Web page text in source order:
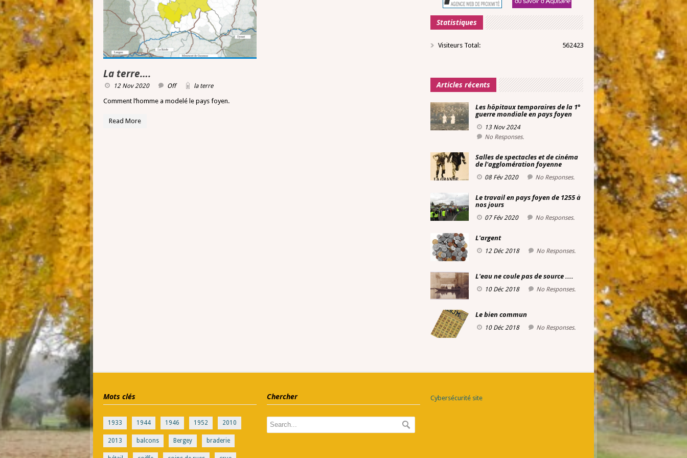
La terre….
12 Nov 2020 Off la terre
Comment l’homme a modelé le pays foyen.
Read More
Statistiques
562423
Visiteurs Total:
Articles récents
Les hôpitaux temporaires de la 1°
guerre mondiale en pays foyen
13 Nov 2024
No Responses.
Salles de spectacles et de cinéma
de l'agglomération foyenne
08 Fév 2020 No Responses.
Le travail en pays foyen de 1255 à
nos jours
07 Fév 2020 No Responses.
L'argent
12 Déc 2018 No Responses.
L'eau ne coule pas de source ....
10 Déc 2018 No Responses.
Le bien commun
10 Déc 2018 No Responses.
Mots clés
1933 1944 1946 1952 2010
2013 balcons Bergey braderie
Chercher Cybersécurité site